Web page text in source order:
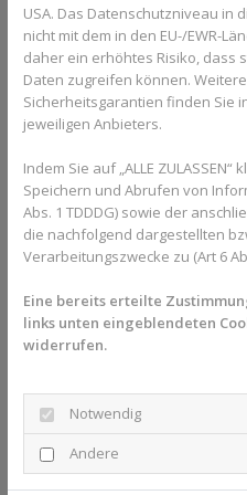
Diabetes-Schulung vermittelt.
betrifft, erhalten sowohl die
die Eltern diese Schulung. Sie
welche Dosis Insulin braucht,
werden. Dabei kommt es vor
Danach richtet sich die Dosis
Sie haben Fragen zur
oder Diabetes im
Experten und -
beraten Sie gerne. Hier
Expertensuche.
Diabetes Typ 2
älteren Menschen
Diabetes Typ 2 kommt
USA. Das Datenschutzniveau in
nicht mit dem in den EU-/EWR-
daher ein erhöhtes Risiko, dass
Daten zugreifen können.
Sicherheitsgarantien finden Sie
jeweiligen Anbieters.
Indem Sie auf „ALLE
Speichern und Abrufen von
Abs. 1 TDDDG) sowie der
die nachfolgend dargestellten
Verarbeitungszwecke zu (Art 6
Eine bereits erteilte
links unten eingeblendeten
widerrufen.
Notwendig
Andere